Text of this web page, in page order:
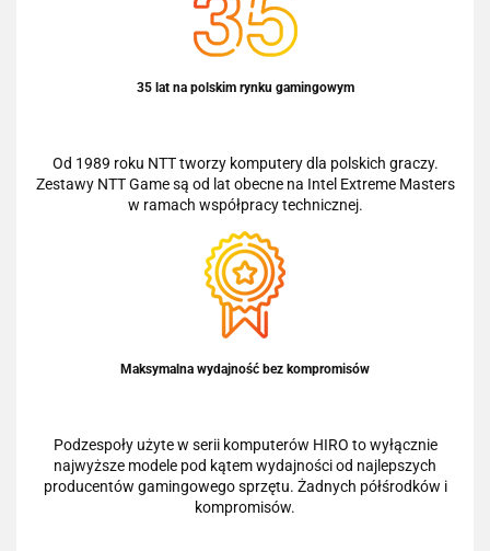
35 lat na polskim rynku gamingowym
Od 1989 roku NTT tworzy komputery dla polskich graczy.
Zestawy NTT Game są od lat obecne na Intel Extreme Masters
w ramach współpracy technicznej.
Maksymalna wydajność bez kompromisów
Podzespoły użyte w serii komputerów HIRO to wyłącznie
najwyższe modele pod kątem wydajności od najlepszych
producentów gamingowego sprzętu. Żadnych półśrodków i
kompromisów.